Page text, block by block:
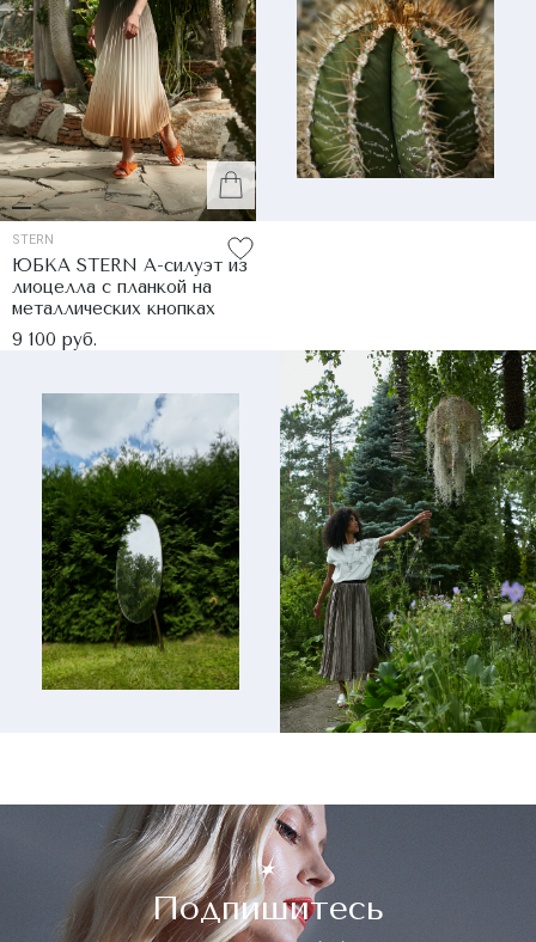
STERN
ЮБКА STERN А-силуэт из
лиоцелла с планкой на
металлических кнопках
9 100 руб.
Подпишитесь